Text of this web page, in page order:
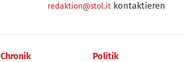
redaktion@stol.it kontaktieren
Chronik Politik